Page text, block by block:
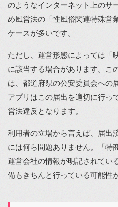
のようなインターネット上のサ
め風営法の「性風俗関連特殊営
ケースが多いです。
ただし、運営形態によっては「
に該当する場合があります。こ
は、都道府県の公安委員会への
アプリはこの届出を適切に行っ
営法違反となります。
利用者の立場から言えば、届出
には何ら問題ありません。「特
運営会社の情報が明記されてい
備もきちんと行っている可能性